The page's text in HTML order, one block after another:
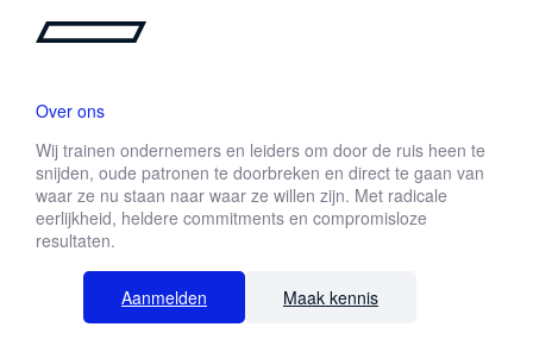
Over ons
Wij trainen ondernemers en leiders om door de ruis heen te
snijden, oude patronen te doorbreken en direct te gaan van
waar ze nu staan naar waar ze willen zijn. Met radicale
eerlijkheid, heldere commitments en compromisloze
resultaten.
Aanmelden Maak kennis